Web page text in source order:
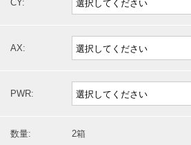
CY:
AX:
PWR:
数量: 2箱